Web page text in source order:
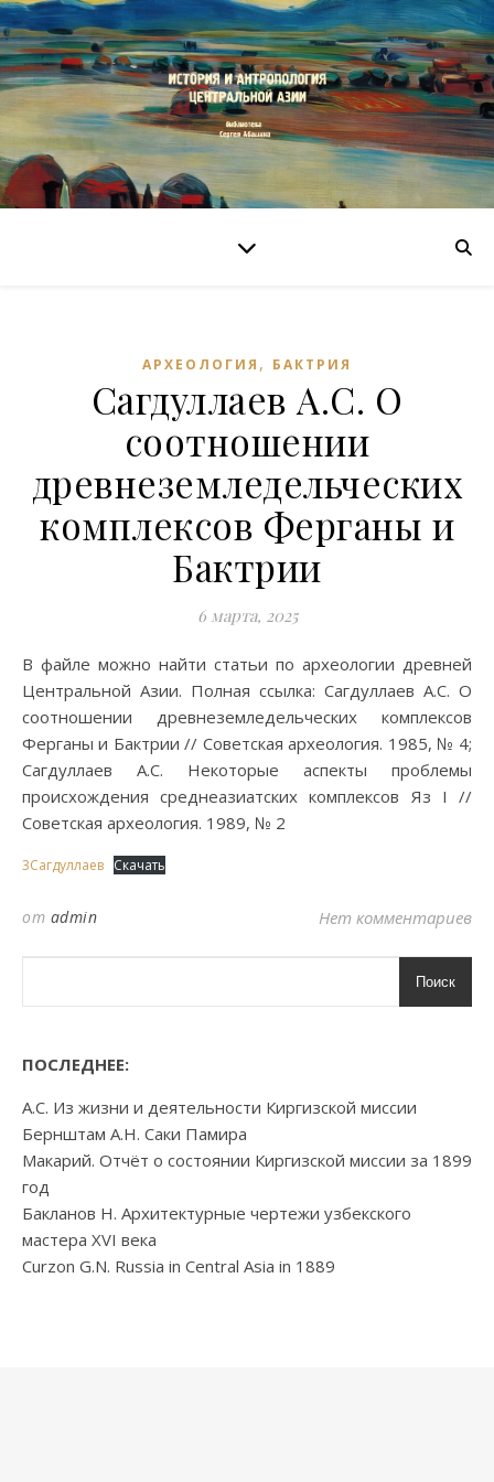
АРХЕОЛОГИЯ , БАКТРИЯ
Сагдуллаев А.С. О
соотношении
древнеземледельческих
комплексов Ферганы и
Бактрии
6 марта, 2025
В файле можно найти статьи по археологии древней
Центральной Азии. Полная ссылка: Сагдуллаев А.С. О
соотношении древнеземледельческих комплексов
Ферганы и Бактрии // Советская археология. 1985, № 4;
Сагдуллаев А.С. Некоторые аспекты проблемы
происхождения среднеазиатских комплексов Яз I //
Советская археология. 1989, № 2
3Сагдуллаев Скачать
от admin Нет комментариев
Поиск
ПОСЛЕДНЕЕ:
А.С. Из жизни и деятельности Киргизской миссии
Бернштам А.Н. Саки Памира
Макарий. Отчёт о состоянии Киргизской миссии за 1899
год
Бакланов Н. Архитектурные чертежи узбекского
мастера XVI века
Curzon G.N. Russia in Central Asia in 1889